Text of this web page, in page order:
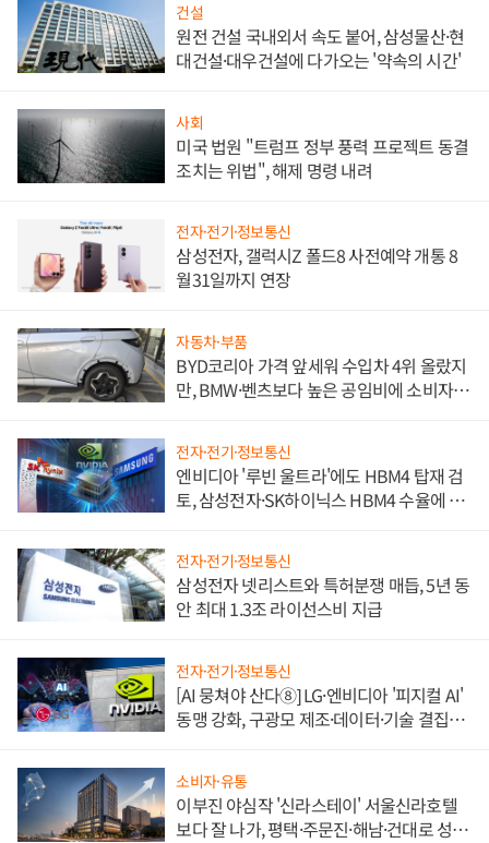
건설
원전 건설 국내외서 속도 붙어, 삼성물산·현
대건설·대우건설에 다가오는 '약속의 시간'
사회
미국 법원 "트럼프 정부 풍력 프로젝트 동결
조치는 위법", 해제 명령 내려
전자·전기·정보통신
삼성전자, 갤럭시Z 폴드8 사전예약 개통 8
월31일까지 연장
자동차·부품
BYD코리아 가격 앞세워 수입차 4위 올랐지
만, BMW·벤츠보다 높은 공임비에 소비자
전자·전기·정보통신
엔비디아 '루빈 울트라'에도 HBM4 탑재 검
토, 삼성전자·SK하이닉스 HBM4 수율에 주
전자·전기·정보통신
삼성전자 넷리스트와 특허분쟁 매듭, 5년 동
안 최대 1.3조 라이선스비 지급
전자·전기·정보통신
[AI 뭉쳐야 산다⑧] LG·엔비디아 '피지컬 AI'
동맹 강화, 구광모 제조·데이터·기술 결집
소비자·유통
이부진 야심작 '신라스테이' 서울신라호텔
보다 잘 나가, 평택·주문진·해남·건대로 성